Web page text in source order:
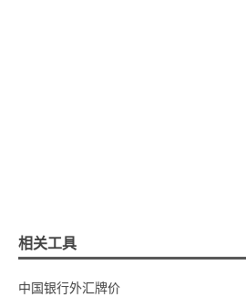
相关工具
中国银行外汇牌价